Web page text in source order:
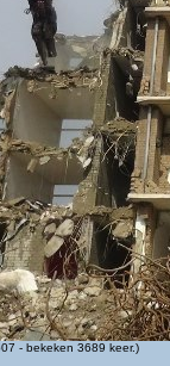
- bekeken 3689 keer.)